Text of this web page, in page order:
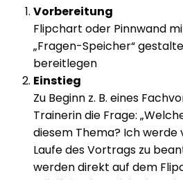
Vorbereitung
Flipchart oder Pinnwand
„Fragen-Speicher“
bereitlegen
Einstieg
Zu Beginn z. B. eines
Trainerin die Frage:
diesem Thema? Ich werde
Laufe des Vortrags zu
werden direkt auf dem